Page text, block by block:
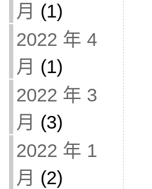
月 (1)
2022 年 4
月 (1)
2022 年 3
月 (3)
2022 年 1
月 (2)